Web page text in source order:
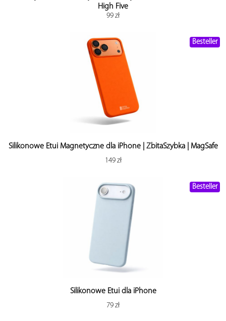
High Five
99 zł
Besteller
Silikonowe Etui Magnetyczne dla iPhone | ZbitaSzybka | MagSafe
149 zł
Besteller
Silikonowe Etui dla iPhone
79 zł